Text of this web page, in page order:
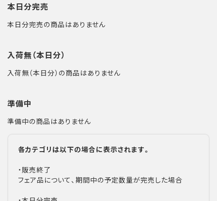
本日分完売
本日分完売の商品はありません
入荷無（本日分）
入荷無（本日分）の商品はありません
準備中
準備中の商品はありません
各カテゴリは以下の場合に表示されます。
・販売終了
フェア品について、期間中の予定数量が完売した場合